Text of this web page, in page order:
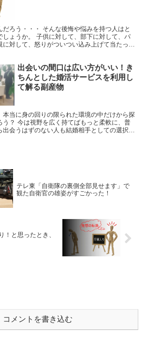
だろう・・・ そんな後悔や悩みを持つ人はと
しょうか。 子供に対して、部下に対して、パ
に対して、怒りがついつい込み上げて当たって
出会いの間口は広い方がいい！き
ちんとした婚活サービスを利用し
て解る副産物
本当に身の回りの限られた環境の中だけから探
う？ 今は視野を広く持てばもっと柔軟に、普
出会うはずのない人も結婚相手としての選択肢
テレ東「自衛隊の裏側全部見せます」で
観た自衛官の雄姿がすごかった！
！と思ったとき、
コメントを書き込む